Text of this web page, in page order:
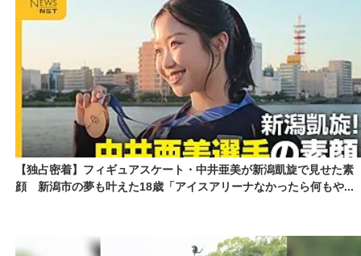
【独占密着】フィギュアスケート・中井亜美が新潟凱旋で見せた素
顔 新潟市の夢も叶えた18歳「アイスアリーナなかったら何もや...